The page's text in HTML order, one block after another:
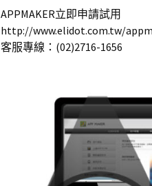
APPMAKER立即申請試用
http://www.elidot.com.tw/
客服專線：(02)2716-1656